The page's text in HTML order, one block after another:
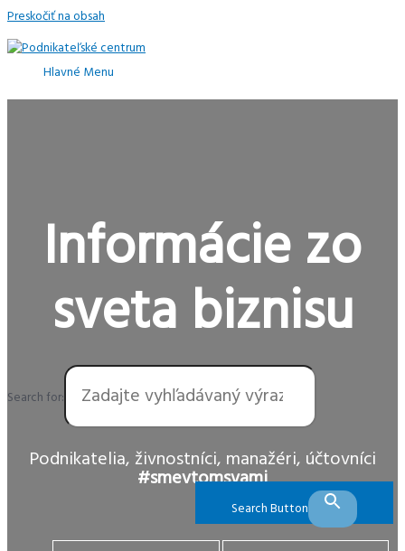
Preskočiť na obsah
Hlavné Menu
Informácie zo
sveta biznisu
Search for:
Search Button
Podnikatelia, živnostníci, manažéri, účtovníci
#smevtomsvami